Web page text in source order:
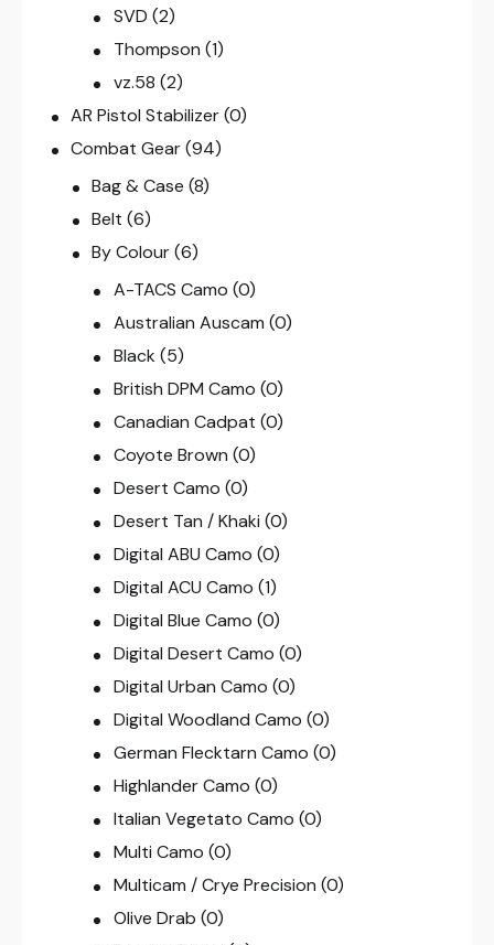
SVD (2)
Thompson (1)
vz.58 (2)
AR Pistol Stabilizer(0)
Combat Gear(94)
Bag & Case (8)
Belt (6)
By Colour (6)
A-TACS Camo (0)
Australian Auscam (0)
Black (5)
British DPM Camo (0)
Canadian Cadpat (0)
Coyote Brown (0)
Desert Camo (0)
Desert Tan / Khaki (0)
Digital ABU Camo (0)
Digital ACU Camo (1)
Digital Blue Camo (0)
Digital Desert Camo (0)
Digital Urban Camo (0)
Digital Woodland Camo (0)
German Flecktarn Camo (0)
Highlander Camo (0)
Italian Vegetato Camo (0)
Multi Camo (0)
Multicam / Crye Precision (0)
Olive Drab (0)